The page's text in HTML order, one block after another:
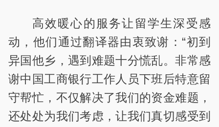
高效暖心的服务让留学生深受感
动，他们通过翻译器由衷致谢：“初到
异国他乡，遇到难题十分慌乱。非常感
谢中国工商银行工作人员下班后特意留
守帮忙，不仅解决了我们的资金难题，
还处处为我们考虑，让我们真切感受到